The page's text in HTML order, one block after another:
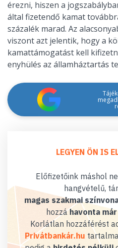
érezni, hiszen a
által fizetendő kamat
százalék marad. Az
viszont azt jelentik, hogy a
kamattámogatást kell
enyhülés az államháztartás
LEGYEN ÖN IS
Előfizetőink máshol
hangvételű,
magas szakmai
hozzáhavonta
Korlátlan hozzáférést
Privátbankár.hu